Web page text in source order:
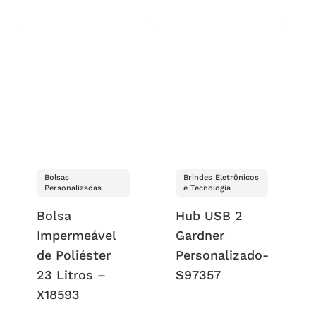
Bolsas
Personalizadas
Bolsa
Impermeável
de Poliéster
23 Litros –
X18593
Brindes Eletrônicos
e Tecnologia
Hub USB 2
Gardner
Personalizado-
S97357